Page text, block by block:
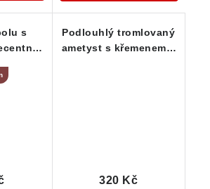
s
Podlouhlý tromlovaný
ametyst s křemenem a
320 Kč